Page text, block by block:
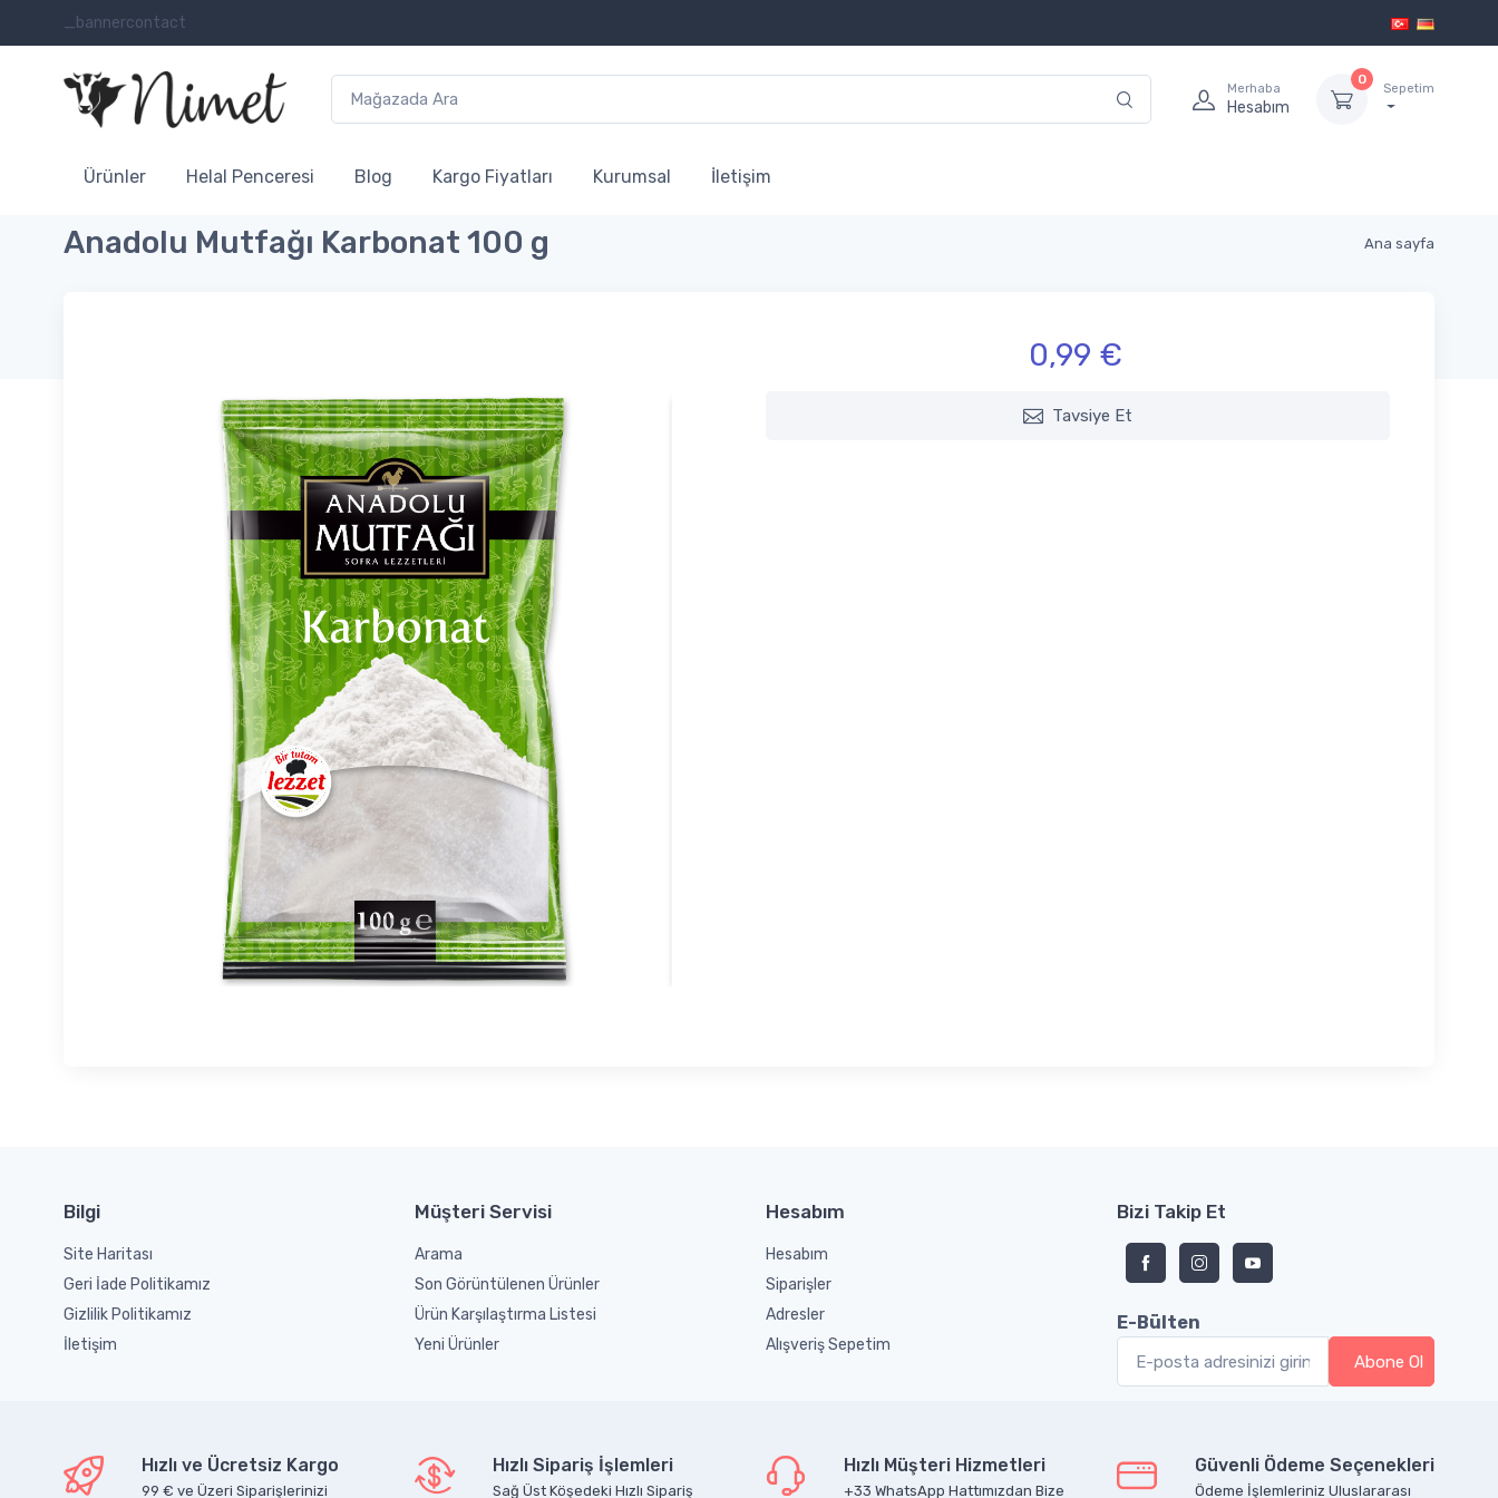
_bannercontact
Merhaba
Hesabım
0
Sepetim
Ürünler Helal Penceresi Blog Kargo Fiyatları Kurumsal İletişim
Ana sayfa
Anadolu Mutfağı Karbonat 100 g
0,99 €
Tavsiye Et
Bilgi
Site Haritası
Geri İade Politikamız
Gizlilik Politikamız
İletişim
Müşteri Servisi
Arama
Son Görüntülenen Ürünler
Ürün Karşılaştırma Listesi
Yeni Ürünler
Hesabım
Hesabım
Siparişler
Adresler
Alışveriş Sepetim
Bizi Takip Et
E-Bülten
Hızlı ve Ücretsiz Kargo
99 € ve Üzeri Siparişlerinizi
Hızlı Sipariş İşlemleri
Sağ Üst Köşedeki Hızlı Sipariş
Hızlı Müşteri Hizmetleri
+33 WhatsApp Hattımızdan Bize
Güvenli Ödeme Seçenekleri
Ödeme İşlemleriniz Uluslararası